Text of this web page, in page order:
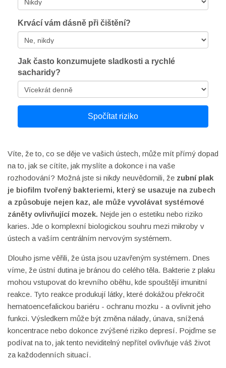
Krvácí vám dásně při čištění?
Jak často konzumujete sladkosti a rychlé
sacharidy?
Spočítat riziko
Víte, že to, co se děje ve vašich ústech, může mít přímý dopad
na to, jak se cítíte, jak myslíte a dokonce i na vaše
rozhodování? Možná jste si nikdy neuvědomili, že zubní plak
je biofilm tvořený bakteriemi, který se usazuje na zubech
a způsobuje nejen kaz, ale může vyvolávat systémové
záněty ovlivňující mozek. Nejde jen o estetiku nebo riziko
karies. Jde o komplexní biologickou souhru mezi mikroby v
ústech a vaším centrálním nervovým systémem.
Dlouho jsme věřili, že ústa jsou uzavřeným systémem. Dnes
víme, že ústní dutina je bránou do celého těla. Bakterie z plaku
mohou vstupovat do krevního oběhu, kde spouštějí imunitní
reakce. Tyto reakce produkují látky, které dokážou překročit
hematoencefalickou bariéru - ochranu mozku - a ovlivnit jeho
funkci. Výsledkem může být změna nálady, únava, snížená
koncentrace nebo dokonce zvýšené riziko depresí. Pojďme se
podívat na to, jak tento neviditelný nepřítel ovlivňuje váš život
za každodenních situací.